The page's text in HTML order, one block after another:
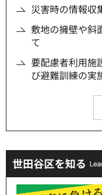
災害時の情報収
敷地の擁壁や斜
て
要配慮者利用施
び避難訓練の実
世田谷区を知る